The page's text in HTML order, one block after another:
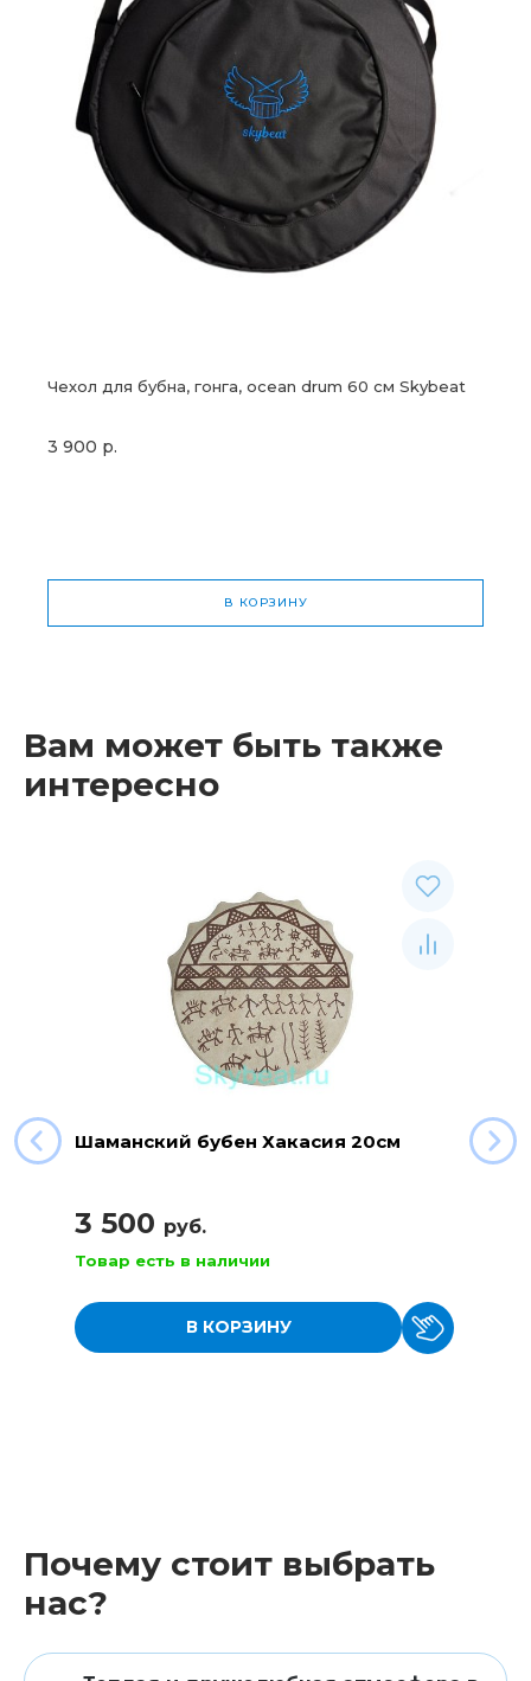
Чехол для бубна, гонга, ocean drum 60 см Skybeat
3 900 р.
В КОРЗИНУ
Вам может быть также
интересно
Шаманский бубен Хакасия 20см
3 500 руб.
Товар есть в наличии
В КОРЗИНУ
Почему стоит выбрать
нас?